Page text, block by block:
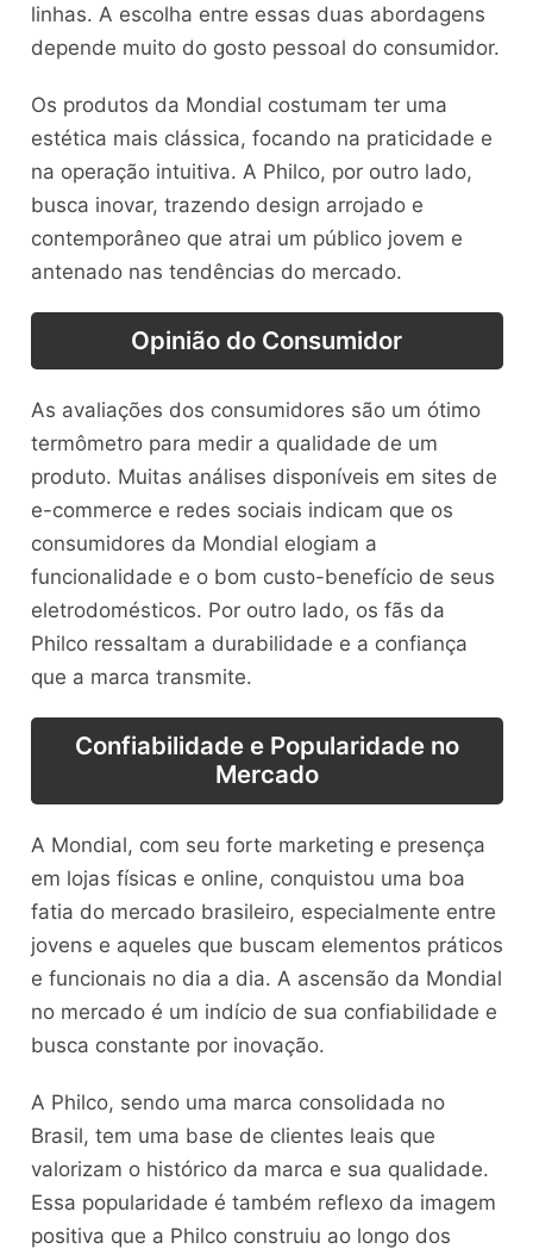
linhas. A escolha entre essas duas abordagens
depende muito do gosto pessoal do consumidor.
Os produtos da Mondial costumam ter uma
estética mais clássica, focando na praticidade e
na operação intuitiva. A Philco, por outro lado,
busca inovar, trazendo design arrojado e
contemporâneo que atrai um público jovem e
antenado nas tendências do mercado.
Opinião do Consumidor
As avaliações dos consumidores são um ótimo
termômetro para medir a qualidade de um
produto. Muitas análises disponíveis em sites de
e-commerce e redes sociais indicam que os
consumidores da Mondial elogiam a
funcionalidade e o bom custo-benefício de seus
eletrodomésticos. Por outro lado, os fãs da
Philco ressaltam a durabilidade e a confiança
que a marca transmite.
Confiabilidade e Popularidade no
Mercado
A Mondial, com seu forte marketing e presença
em lojas físicas e online, conquistou uma boa
fatia do mercado brasileiro, especialmente entre
jovens e aqueles que buscam elementos práticos
e funcionais no dia a dia. A ascensão da Mondial
no mercado é um indício de sua confiabilidade e
busca constante por inovação.
A Philco, sendo uma marca consolidada no
Brasil, tem uma base de clientes leais que
valorizam o histórico da marca e sua qualidade.
Essa popularidade é também reflexo da imagem
positiva que a Philco construiu ao longo dos